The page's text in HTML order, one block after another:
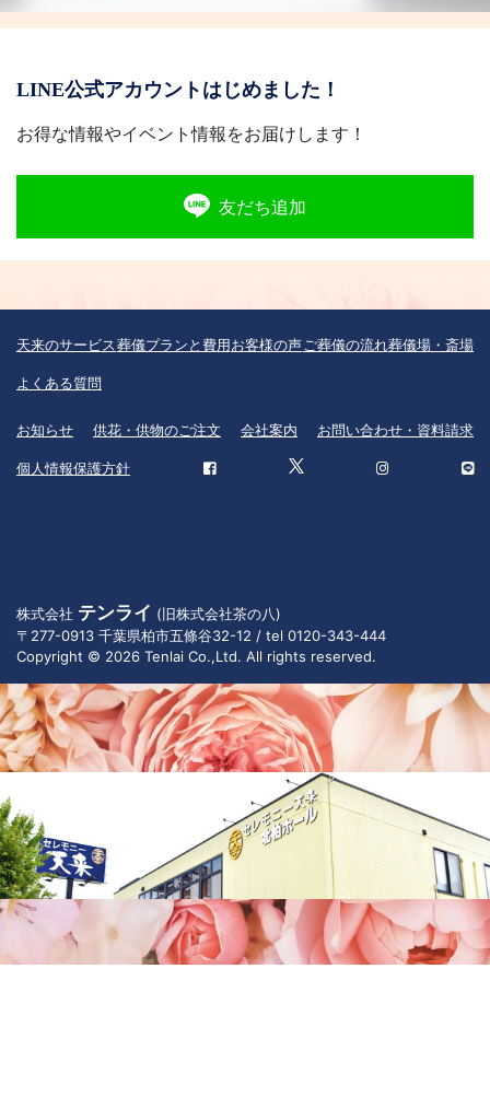
LINE公式アカウントはじめました！
お得な情報やイベント情報をお届けします！
友だち追加
天来のサービス葬儀プランと費用お客様の声 ご葬儀の流れ葬儀場・斎場
よくある質問
お知らせ 供花・供物のご注文 会社案内 お問い合わせ・資料請求
個人情報保護方針
株式会社 テンライ (旧株式会社茶の八)
〒277-0913 千葉県柏市五條谷32-12 / tel 0120-343-444
Copyright © 2026 Tenlai Co.,Ltd. All rights reserved.